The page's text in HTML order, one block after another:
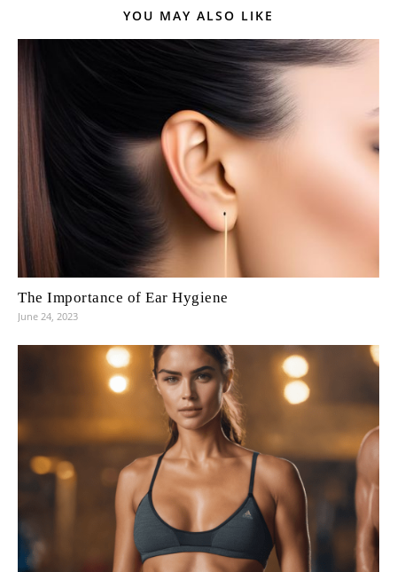
YOU MAY ALSO LIKE
The Importance of Ear Hygiene
June 24, 2023